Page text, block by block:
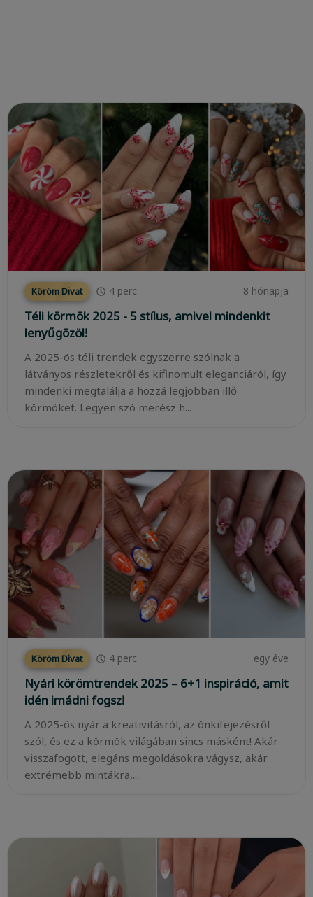
Köröm Divat 4 perc 8 hónapja
Téli körmök 2025 - 5 stílus, amivel mindenkit
lenyűgözöl!
A 2025-ös téli trendek egyszerre szólnak a
látványos részletekről és kifinomult eleganciáról, így
mindenki megtalálja a hozzá legjobban illő
körmöket. Legyen szó merész h...
Köröm Divat 4 perc egy éve
Nyári körömtrendek 2025 – 6+1 inspiráció, amit
idén imádni fogsz!
A 2025-ös nyár a kreativitásról, az önkifejezésről
szól, és ez a körmök világában sincs másként! Akár
visszafogott, elegáns megoldásokra vágysz, akár
extrémebb mintákra,...